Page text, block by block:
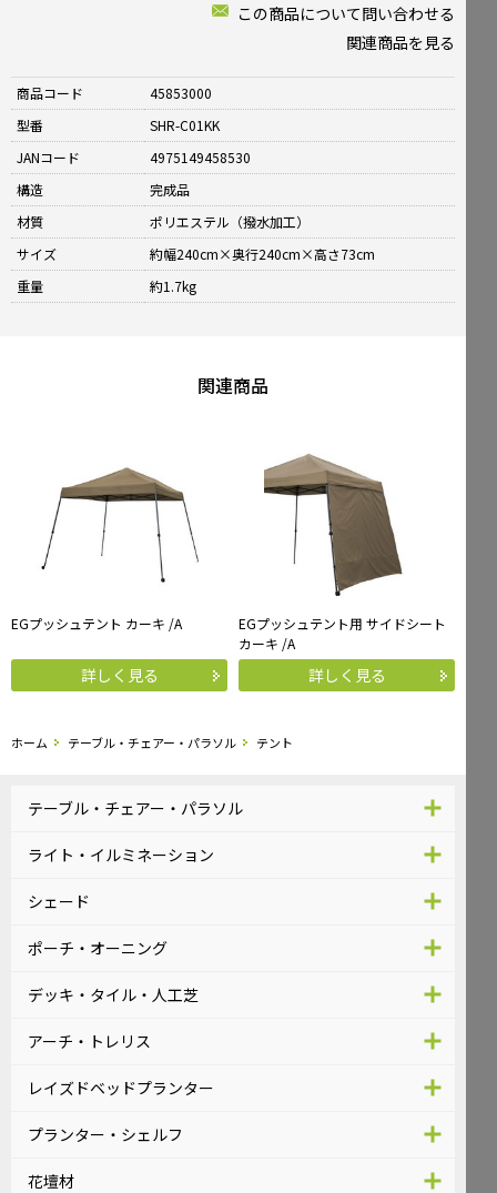
この商品について問い合わせる
関連商品を見る
商品コード
45853000
型番
SHR-C01KK
JANコード
4975149458530
構造
完成品
材質
ポリエステル（撥水加工）
サイズ
約幅240cm×奥行240cm×高さ73cm
重量
約1.7kg
関連商品
EGプッシュテント カーキ /A
詳しく見る
EGプッシュテント用 サイドシート
カーキ /A
詳しく見る
ホーム テーブル・チェアー・パラソル テント
テーブル・チェアー・パラソル
ライト・イルミネーション
シェード
ポーチ・オーニング
デッキ・タイル・人工芝
アーチ・トレリス
レイズドベッドプランター
プランター・シェルフ
花壇材